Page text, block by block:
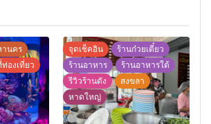
านคร
องเที่ยว
จุดเช็คอิน
ร้านก๋วยเตี๋ยว
ร้านอาหาร
ร้านอาหารใต้
รีวิวร้านดัง
สงขลา
หาดใหญ่